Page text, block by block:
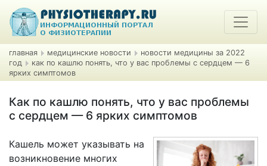
главная медицинские новости
новости медицины за 2022
год
как по кашлю понять, что у вас проблемы с сердцем — 6
ярких симптомов
Как по кашлю понять, что у вас проблемы
с сердцем — 6 ярких симптомов
Кашель может указывать на
возникновение многих